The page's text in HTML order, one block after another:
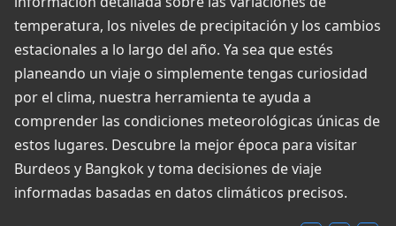
temperatura, los niveles de precipitación y los cambios
estacionales a lo largo del año. Ya sea que estés
planeando un viaje o simplemente tengas curiosidad
por el clima, nuestra herramienta te ayuda a
comprender las condiciones meteorológicas únicas de
estos lugares. Descubre la mejor época para visitar
Burdeos y Bangkok y toma decisiones de viaje
informadas basadas en datos climáticos precisos.